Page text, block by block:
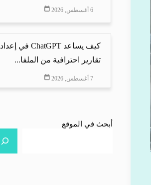
6 أغسطس, 2026
كيف يساعد ChatGPT في إعداد
تقارير احترافية من الملفا...
7 أغسطس, 2026
أبحث في الموقع